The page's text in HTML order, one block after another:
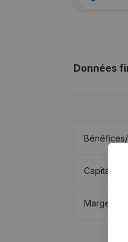
Données
Capitaux
Marge